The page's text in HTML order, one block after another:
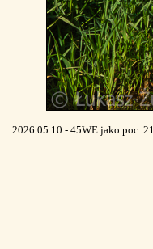
2026.05.10 - 45WE jako poc.